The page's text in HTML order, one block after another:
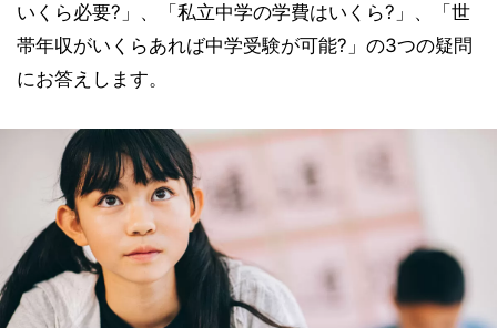
いくら必要?」、「私立中学の学費はいくら?」、「世
帯年収がいくらあれば中学受験が可能?」の3つの疑問
にお答えします。